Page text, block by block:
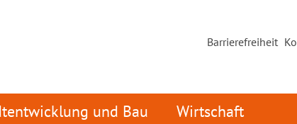
Barrierefreiheit
und Bau Wirtschaft